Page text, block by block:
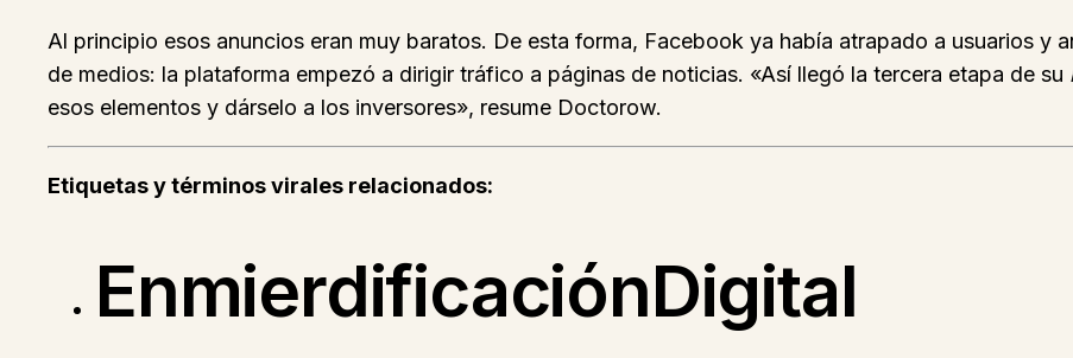
Al principio esos anuncios eran muy baratos. De esta forma, Facebook ya había atrapado a usuarios y
de medios: la plataforma empezó a dirigir tráfico a páginas de noticias. «Así llegó la tercera etapa de su
esos elementos y dárselo a los inversores», resume Doctorow.
Etiquetas y términos virales relacionados:
EnmierdificaciónDigital